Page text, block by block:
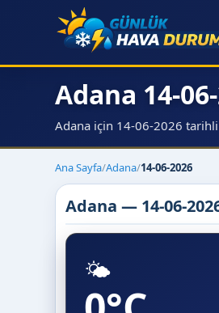
Adana 14-
Adana için 14-06-2026
Ana Sayfa/Adana/14-06-2026
Adana — 14-06-
🌤️